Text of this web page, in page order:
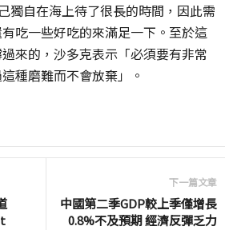
獨自在海上待了很長的時間，因此需
吃一些好吃的來滿足一下。至於這
來的，沙多克表示「必須要有非常
種磨難而不會放棄」。
下一篇文章
中國第二季GDP較上季僅增長
0.8%不及預期 經濟反彈乏力